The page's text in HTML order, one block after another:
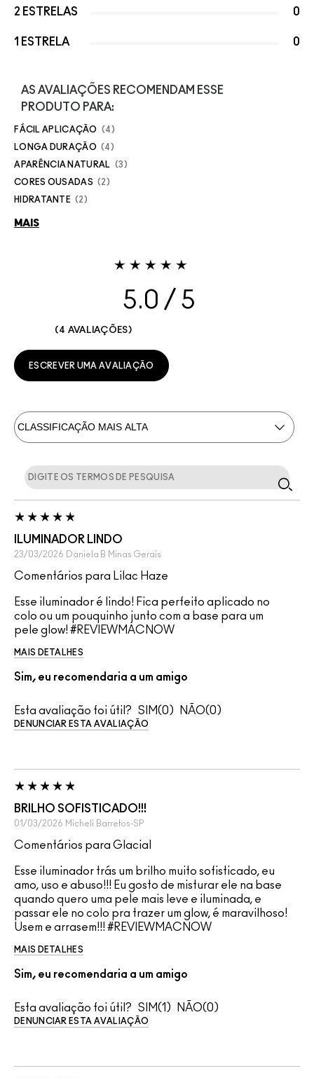
2 ESTRELAS 0
1 ESTRELA 0
AS AVALIAÇÕES RECOMENDAM ESSE
PRODUTO PARA:
FÁCIL APLICAÇÃO 4
LONGA DURAÇÃO 4
APARÊNCIA NATURAL 3
CORES OUSADAS 2
HIDRATANTE 2
MAIS
5.0
4 AVALIAÇÕES
ESCREVER UMA AVALIAÇÃO
ILUMINADOR LINDO
23/03/2026 Daniela B Minas Gerais
Comentários para Lilac Haze
Esse iluminador é lindo! Fica perfeito aplicado no
colo ou um pouquinho junto com a base para um
pele glow! #REVIEWMACNOW
MAIS DETALHES
Sim, eu recomendaria a um amigo
Esta avaliação foi útil? 0 0
DENUNCIAR ESTA AVALIAÇÃO
BRILHO SOFISTICADO!!!
01/03/2026 Micheli Barretos-SP
Comentários para Glacial
Esse iluminador trás um brilho muito sofisticado, eu
amo, uso e abuso!!! Eu gosto de misturar ele na base
quando quero uma pele mais leve e iluminada, e
passar ele no colo pra trazer um glow, é maravilhoso!
Usem e arrasem!!! #REVIEWMACNOW
MAIS DETALHES
Sim, eu recomendaria a um amigo
Esta avaliação foi útil? 1 0
DENUNCIAR ESTA AVALIAÇÃO